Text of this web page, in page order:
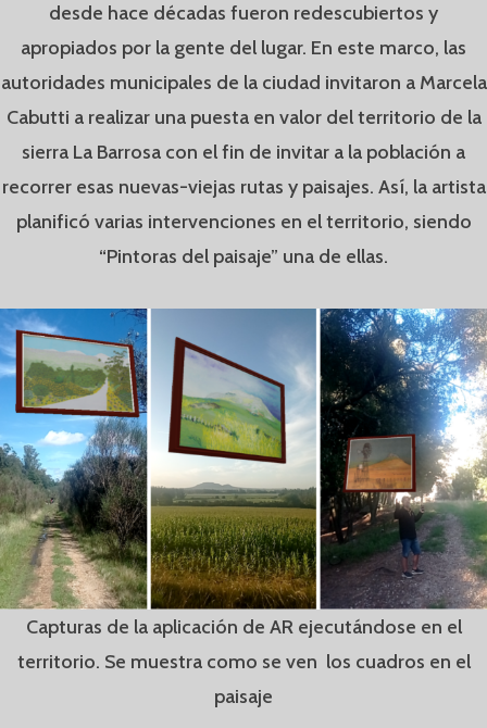
desde hace décadas fueron redescubiertos y
apropiados por la gente del lugar. En este marco, las
autoridades municipales de la ciudad invitaron a Marcela
Cabutti a realizar una puesta en valor del territorio de la
sierra La Barrosa con el fin de invitar a la población a
recorrer esas nuevas-viejas rutas y paisajes. Así, la artista
planificó varias intervenciones en el territorio, siendo
“Pintoras del paisaje” una de ellas.
Capturas de la aplicación de AR ejecutándose en el
territorio. Se muestra como se ven los cuadros en el
paisaje